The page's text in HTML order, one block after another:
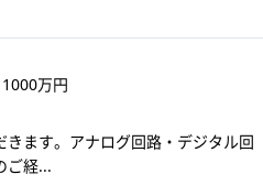
1000万円
きます。アナログ回路・デジタル回
ご経...